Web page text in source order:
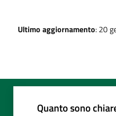
Ultimo aggiornamento: 20
Quanto sono